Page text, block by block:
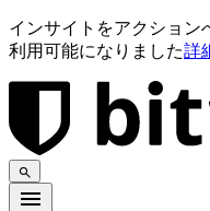
インサイトをアクション
利用可能になりました詳